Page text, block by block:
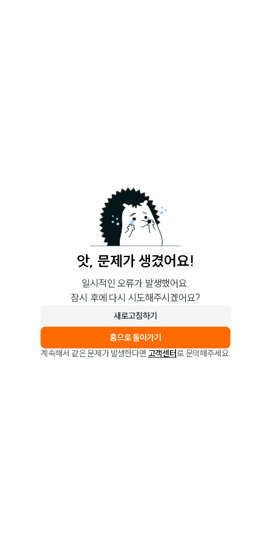
앗, 문제가 생겼어요!
일시적인 오류가 발생했어요.
잠시 후에 다시 시도해주시겠어요?
새로고침하기
홈으로 돌아가기
계속해서 같은 문제가 발생한다면 고객센터로 문의해주세요.